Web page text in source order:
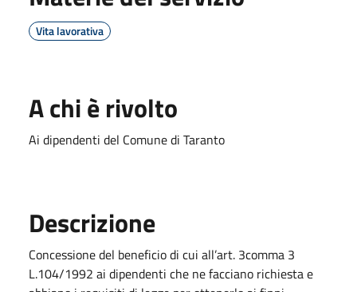
Vita lavorativa
A chi è rivolto
Ai dipendenti del Comune di Taranto
Descrizione
Concessione del beneficio di cui all’art. 3comma 3
L.104/1992 ai dipendenti che ne facciano richiesta e